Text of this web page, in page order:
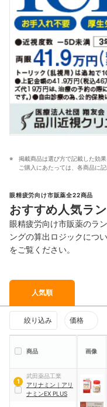
掲載商品は選び方で記載した効
ご購入にあたっては、各商品に
眼精疲労向け市販薬全22商品
おすすめ人気ラ
眼精疲労向け市販薬のラ
ングの算出ロジックについ
をご覧ください。
人気順
絞り込み 価格
商品 画像
1
武田薬品工業
アリナミン ｜ アリ
ナミンEX PLUS